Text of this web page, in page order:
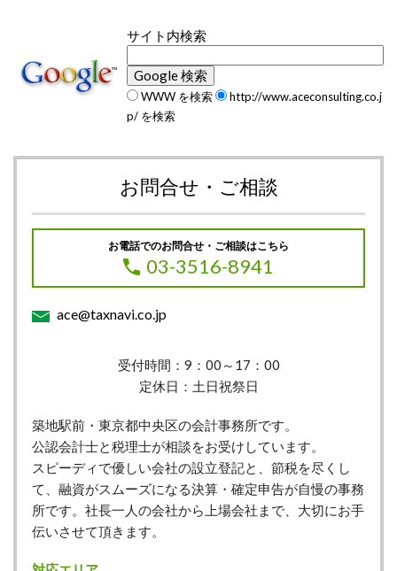
サイト内検索
WWW を検索
http://www.aceconsulting.co.j
p/ を検索
お問合せ・ご相談
お電話でのお問合せ・ご相談はこちら
03-3516-8941
ace@taxnavi.co.jp
受付時間：9：00～17：00
定休日：土日祝祭日
築地駅前・東京都中央区の会計事務所です。
公認会計士と税理士が相談をお受けしています。
スピーディで優しい会社の設立登記と、節税を尽くし
て、融資がスムーズになる決算・確定申告が自慢の事務
所です。社長一人の会社から上場会社まで、大切にお手
伝いさせて頂きます。